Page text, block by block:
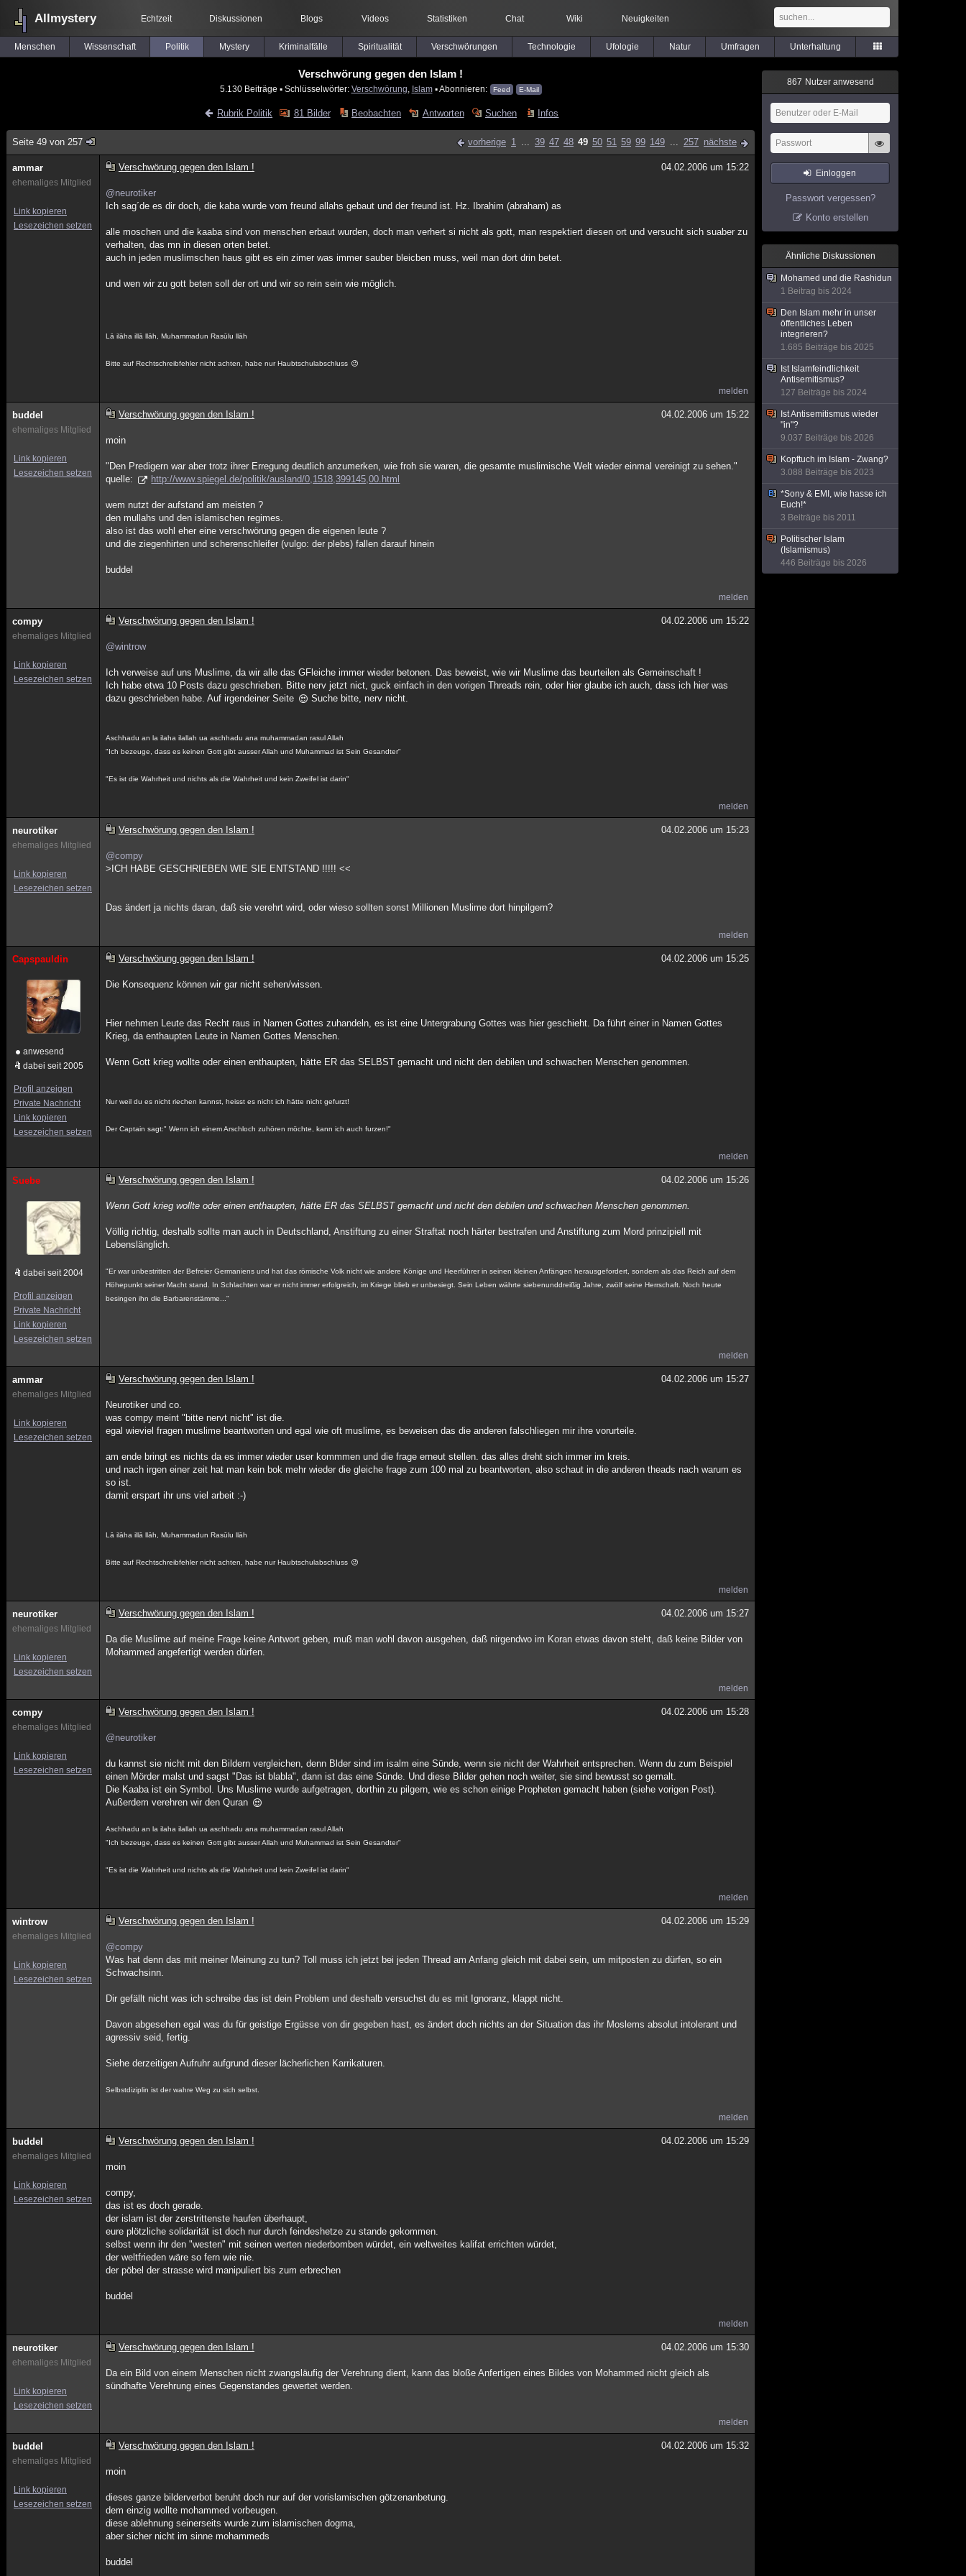
Allmystery Echtzeit Diskussionen Blogs Videos Statistiken Chat Wiki Neuigkeiten
Menschen Wissenschaft Politik Mystery Kriminalfälle Spiritualität Verschwörungen Technologie Ufologie Natur Umfragen Unterhaltung
Verschwörung gegen den Islam !
5.130 Beiträge ▪ Schlüsselwörter: Verschwörung Islam▪ Abonnieren: Feed E-Mail
Rubrik Politik 81 Bilder Beobachten Antworten Suchen Infos
Seite 49 von 257 vorherige 1 ... 39 47 48 49 50 51 59 99 149 ... 257 nächste
ammar
ehemaliges Mitglied
Link kopieren
Lesezeichen setzen
Verschwörung gegen den Islam ! 04.02.2006 um 15:22
@neurotiker
Ich sag´de es dir doch, die kaba wurde vom freund allahs gebaut und der freund ist. Hz. Ibrahim (abraham) as
alle moschen und die kaaba sind von menschen erbaut wurden, doch man verhert si nicht als gott, man respektiert diesen ort und versucht sich suaber zu
verhalten, das mn in diesen orten betet.
auch in jeden muslimschen haus gibt es ein zimer was immer sauber bleicben muss, weil man dort drin betet.
und wen wir zu gott beten soll der ort und wir so rein sein wie möglich.
Lā ilāha illā llāh, Muhammadun Rasūlu llāh
Bitte auf Rechtschreibfehler nicht achten, habe nur Haubtschulabschluss
melden
buddel
ehemaliges Mitglied
Link kopieren
Lesezeichen setzen
Verschwörung gegen den Islam ! 04.02.2006 um 15:22
moin
"Den Predigern war aber trotz ihrer Erregung deutlich anzumerken, wie froh sie waren, die gesamte muslimische Welt wieder einmal vereinigt zu sehen."
quelle:
http://www.spiegel.de/politik/ausland/0,1518,399145,00.html
wem nutzt der aufstand am meisten ?
den mullahs und den islamischen regimes.
also ist das wohl eher eine verschwörung gegen die eigenen leute ?
und die ziegenhirten und scherenschleifer (vulgo: der plebs) fallen darauf hinein
buddel
melden
compy
ehemaliges Mitglied
Link kopieren
Lesezeichen setzen
Verschwörung gegen den Islam ! 04.02.2006 um 15:22
@wintrow
Ich verweise auf uns Muslime, da wir alle das GFleiche immer wieder betonen. Das beweist, wie wir Muslime das beurteilen als Gemeinschaft !
Ich habe etwa 10 Posts dazu geschrieben. Bitte nerv jetzt nict, guck einfach in den vorigen Threads rein, oder hier glaube ich auch, dass ich hier was
dazu geschrieben habe. Auf irgendeiner Seite
Suche bitte, nerv nicht.
Aschhadu an la ilaha ilallah ua aschhadu ana muhammadan rasul Allah
"Ich bezeuge, dass es keinen Gott gibt ausser Allah und Muhammad ist Sein Gesandter"
"Es ist die Wahrheit und nichts als die Wahrheit und kein Zweifel ist darin"
melden
neurotiker
ehemaliges Mitglied
Link kopieren
Lesezeichen setzen
Verschwörung gegen den Islam ! 04.02.2006 um 15:23
@compy
>ICH HABE GESCHRIEBEN WIE SIE ENTSTAND !!!!! <<
Das ändert ja nichts daran, daß sie verehrt wird, oder wieso sollten sonst Millionen Muslime dort hinpilgern?
melden
Capspauldin
anwesend
dabei seit 2005
Profil anzeigen
Private Nachricht
Link kopieren
Lesezeichen setzen
Verschwörung gegen den Islam ! 04.02.2006 um 15:25
Die Konsequenz können wir gar nicht sehen/wissen.
Hier nehmen Leute das Recht raus in Namen Gottes zuhandeln, es ist eine Untergrabung Gottes was hier geschieht. Da führt einer in Namen Gottes
Krieg, da enthaupten Leute in Namen Gottes Menschen.
Wenn Gott krieg wollte oder einen enthaupten, hätte ER das SELBST gemacht und nicht den debilen und schwachen Menschen genommen.
Nur weil du es nicht riechen kannst, heisst es nicht ich hätte nicht gefurzt!
Der Captain sagt:" Wenn ich einem Arschloch zuhören möchte, kann ich auch furzen!"
melden
Suebe
dabei seit 2004
Profil anzeigen
Private Nachricht
Link kopieren
Lesezeichen setzen
Verschwörung gegen den Islam ! 04.02.2006 um 15:26
Wenn Gott krieg wollte oder einen enthaupten, hätte ER das SELBST gemacht und nicht den debilen und schwachen Menschen genommen.
Völlig richtig, deshalb sollte man auch in Deutschland, Anstiftung zu einer Straftat noch härter bestrafen und Anstiftung zum Mord prinzipiell mit
Lebenslänglich.
"Er war unbestritten der Befreier Germaniens und hat das römische Volk nicht wie andere Könige und Heerführer in seinen kleinen Anfängen herausgefordert, sondern als das Reich auf dem
Höhepunkt seiner Macht stand. In Schlachten war er nicht immer erfolgreich, im Kriege blieb er unbesiegt. Sein Leben währte siebenunddreißig Jahre, zwölf seine Herrschaft. Noch heute
besingen ihn die Barbarenstämme..."
melden
ammar
ehemaliges Mitglied
Link kopieren
Lesezeichen setzen
Verschwörung gegen den Islam ! 04.02.2006 um 15:27
Neurotiker und co.
was compy meint "bitte nervt nicht" ist die.
egal wieviel fragen muslime beantworten und egal wie oft muslime, es beweisen das die anderen falschliegen mir ihre vorurteile.
am ende bringt es nichts da es immer wieder user kommmen und die frage erneut stellen. das alles dreht sich immer im kreis.
und nach irgen einer zeit hat man kein bok mehr wieder die gleiche frage zum 100 mal zu beantworten, also schaut in die anderen theads nach warum es
so ist.
damit erspart ihr uns viel arbeit :-)
Lā ilāha illā llāh, Muhammadun Rasūlu llāh
Bitte auf Rechtschreibfehler nicht achten, habe nur Haubtschulabschluss
melden
neurotiker
ehemaliges Mitglied
Link kopieren
Lesezeichen setzen
Verschwörung gegen den Islam ! 04.02.2006 um 15:27
Da die Muslime auf meine Frage keine Antwort geben, muß man wohl davon ausgehen, daß nirgendwo im Koran etwas davon steht, daß keine Bilder von
Mohammed angefertigt werden dürfen.
melden
compy
ehemaliges Mitglied
Link kopieren
Lesezeichen setzen
Verschwörung gegen den Islam ! 04.02.2006 um 15:28
@neurotiker
du kannst sie nicht mit den Bildern vergleichen, denn Blder sind im isalm eine Sünde, wenn sie nicht der Wahrheit entsprechen. Wenn du zum Beispiel
einen Mörder malst und sagst "Das ist blabla", dann ist das eine Sünde. Und diese Bilder gehen noch weiter, sie sind bewusst so gemalt.
Die Kaaba ist ein Symbol. Uns Muslime wurde aufgetragen, dorthin zu pilgern, wie es schon einige Propheten gemacht haben (siehe vorigen Post).
Außerdem verehren wir den Quran
Aschhadu an la ilaha ilallah ua aschhadu ana muhammadan rasul Allah
"Ich bezeuge, dass es keinen Gott gibt ausser Allah und Muhammad ist Sein Gesandter"
"Es ist die Wahrheit und nichts als die Wahrheit und kein Zweifel ist darin"
melden
wintrow
ehemaliges Mitglied
Link kopieren
Lesezeichen setzen
Verschwörung gegen den Islam ! 04.02.2006 um 15:29
@compy
Was hat denn das mit meiner Meinung zu tun? Toll muss ich jetzt bei jeden Thread am Anfang gleich mit dabei sein, um mitposten zu dürfen, so ein
Schwachsinn.
Dir gefällt nicht was ich schreibe das ist dein Problem und deshalb versuchst du es mit Ignoranz, klappt nicht.
Davon abgesehen egal was du für geistige Ergüsse von dir gegeben hast, es ändert doch nichts an der Situation das ihr Moslems absolut intolerant und
agressiv seid, fertig.
Siehe derzeitigen Aufruhr aufgrund dieser lächerlichen Karrikaturen.
Selbstdiziplin ist der wahre Weg zu sich selbst.
melden
buddel
ehemaliges Mitglied
Link kopieren
Lesezeichen setzen
Verschwörung gegen den Islam ! 04.02.2006 um 15:29
moin
compy,
das ist es doch gerade.
der islam ist der zerstrittenste haufen überhaupt,
eure plötzliche solidarität ist doch nur durch feindeshetze zu stande gekommen.
selbst wenn ihr den "westen" mit seinen werten niederbomben würdet, ein weltweites kalifat errichten würdet,
der weltfrieden wäre so fern wie nie.
der pöbel der strasse wird manipuliert bis zum erbrechen
buddel
melden
neurotiker
ehemaliges Mitglied
Link kopieren
Lesezeichen setzen
Verschwörung gegen den Islam ! 04.02.2006 um 15:30
Da ein Bild von einem Menschen nicht zwangsläufig der Verehrung dient, kann das bloße Anfertigen eines Bildes von Mohammed nicht gleich als
sündhafte Verehrung eines Gegenstandes gewertet werden.
melden
buddel
ehemaliges Mitglied
Link kopieren
Lesezeichen setzen
Verschwörung gegen den Islam ! 04.02.2006 um 15:32
moin
dieses ganze bilderverbot beruht doch nur auf der vorislamischen götzenanbetung.
dem einzig wollte mohammed vorbeugen.
diese ablehnung seinerseits wurde zum islamischen dogma,
aber sicher nicht im sinne mohammeds
buddel
867 Nutzer anwesend
Einloggen
Passwort vergessen?
Konto erstellen
Ähnliche Diskussionen
Mohamed und die Rashidun
1 Beitrag bis 2024
Den Islam mehr in unser
öffentliches Leben
integrieren?
1.685 Beiträge bis 2025
Ist Islamfeindlichkeit
Antisemitismus?
127 Beiträge bis 2024
Ist Antisemitismus wieder
"in"?
9.037 Beiträge bis 2026
Kopftuch im Islam - Zwang?
3.088 Beiträge bis 2023
*Sony & EMI, wie hasse ich
Euch!*
3 Beiträge bis 2011
Politischer Islam
(Islamismus)
446 Beiträge bis 2026